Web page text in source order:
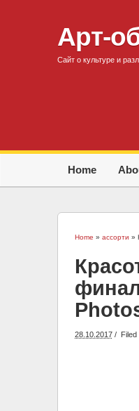
Арт-
Сайт о культуре и
Home
Home » ассорти »
28.10.2017 Filed